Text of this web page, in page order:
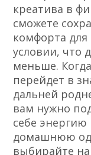
креатива в
сможете
комфорта
условии, что
меньше.
перейдет в
дальней
вам нужно
себе энергию
домашнюю
выбирайте